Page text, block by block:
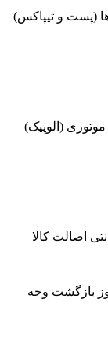
(پست و تیپاکس)
موتوری (الوپیک)
اصالت کالا